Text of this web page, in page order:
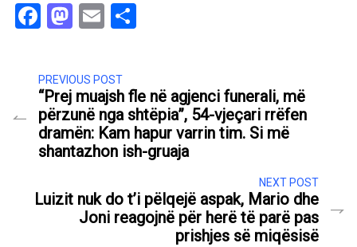
Facebook
Mastodon
Email
PREVIOUS POST
“Prej muajsh fle në agjenci funerali, më
përzunë nga shtëpia”, 54-vjeçari rrëfen
dramën: Kam hapur varrin tim. Si më
shantazhon ish-gruaja
NEXT POST
Luizit nuk do t’i pëlqejë aspak, Mario dhe
Joni reagojnë për herë të parë pas
prishjes së miqësisë